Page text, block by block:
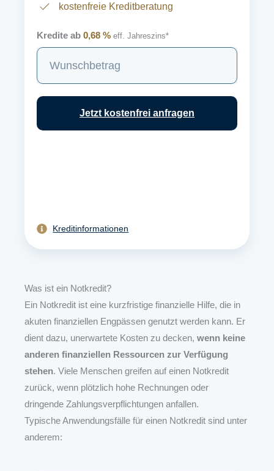
kostenfreie Kreditberatung
Kredite ab 0,68 % eff. Jahreszins*
S
h
Jetzt kostenfrei anfragen
Kreditinformationen
Was ist ein Notkredit?
Ein Notkredit ist eine kurzfristige finanzielle Hilfe, die in
akuten finanziellen Engpässen genutzt werden kann. Er
dient dazu, unerwartete Kosten zu decken, wenn keine
anderen finanziellen Ressourcen zur Verfügung
stehen. Viele Menschen greifen auf einen Notkredit
zurück, wenn plötzlich hohe Rechnungen oder
dringende Zahlungsverpflichtungen anfallen.
Typische Anwendungsfälle für einen Notkredit sind unter
anderem: